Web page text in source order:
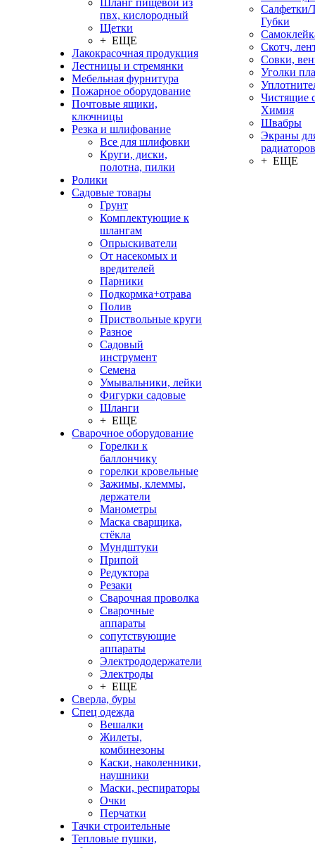
Шланг пищевой из
пвх, кислородный
Щетки
+ ЕЩЕ
Лакокрасочная продукция
Лестницы и стремянки
Мебельная фурнитура
Пожарное оборудование
Почтовые ящики,
ключницы
Резка и шлифование
Все для шлифовки
Круги, диски,
полотна, пилки
Ролики
Садовые товары
Грунт
Комплектующие к
шлангам
Опрыскиватели
От насекомых и
вредителей
Парники
Подкормка+отрава
Полив
Приствольные круги
Разное
Садовый
инструмент
Семена
Умывальники, лейки
Фигурки садовые
Шланги
+ ЕЩЕ
Сварочное оборудование
Горелки к
баллончику
горелки кровельные
Зажимы, клеммы,
держатели
Манометры
Маска сварщика,
стёкла
Мундштуки
Припой
Редуктора
Резаки
Сварочная проволка
Сварочные
аппараты
сопутствующие
аппараты
Электрододержатели
Электроды
+ ЕЩЕ
Сверла, буры
Спец одежда
Вешалки
Жилеты,
комбинезоны
Каски, наколенники,
наушники
Маски, респираторы
Очки
Перчатки
Тачки строительные
Тепловые пушки,
Салфетки/
Губки
Скотч,
Совки,
Уголки
Чистящие
Химия
Швабры
Экраны
радиаторов
+ ЕЩЕ